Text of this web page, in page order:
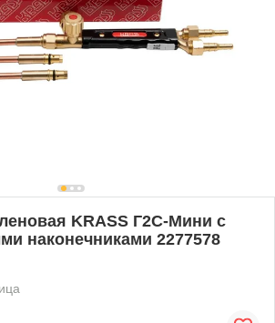
KRASS Г2С-Мини с
наконечниками 2277578